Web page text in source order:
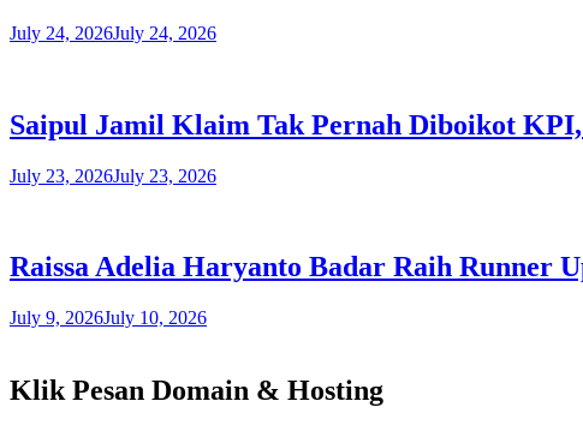
July 24, 2026July 24, 2026
Saipul Jamil Klaim Tak Pernah Diboikot
July 23, 2026July 23, 2026
Raissa Adelia Haryanto Badar Raih Runner
July 9, 2026July 10, 2026
Klik Pesan Domain & Hosting